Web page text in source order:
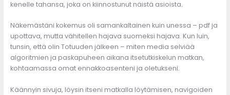
kenelle tahansa, joka on kiinnostunut näistä asioista.
Näkemästäni kokemus oli samankaltainen kuin unessa – pdf ja
upottava, mutta vähitellen hajava suomeksi hajava. Kun luin,
tunsin, että olin Totuuden jälkeen – miten media selviää
algoritmien ja paskapuheen aikana itsetutkiskelun matkan,
kohtaamassa omat ennakkoasenteni ja oletukseni.
Käännyin sivuja, löysin itseni matkalla löytämisen, navigoiden